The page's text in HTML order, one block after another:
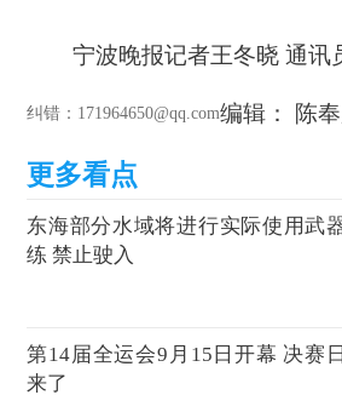
宁波晚报记者王冬晓 通讯
纠错 ：171964650@qq.com编辑： 陈
东海部分水域将进行实际使用武
练 禁止驶入
第14届全运会9月15日开幕 决赛
来了